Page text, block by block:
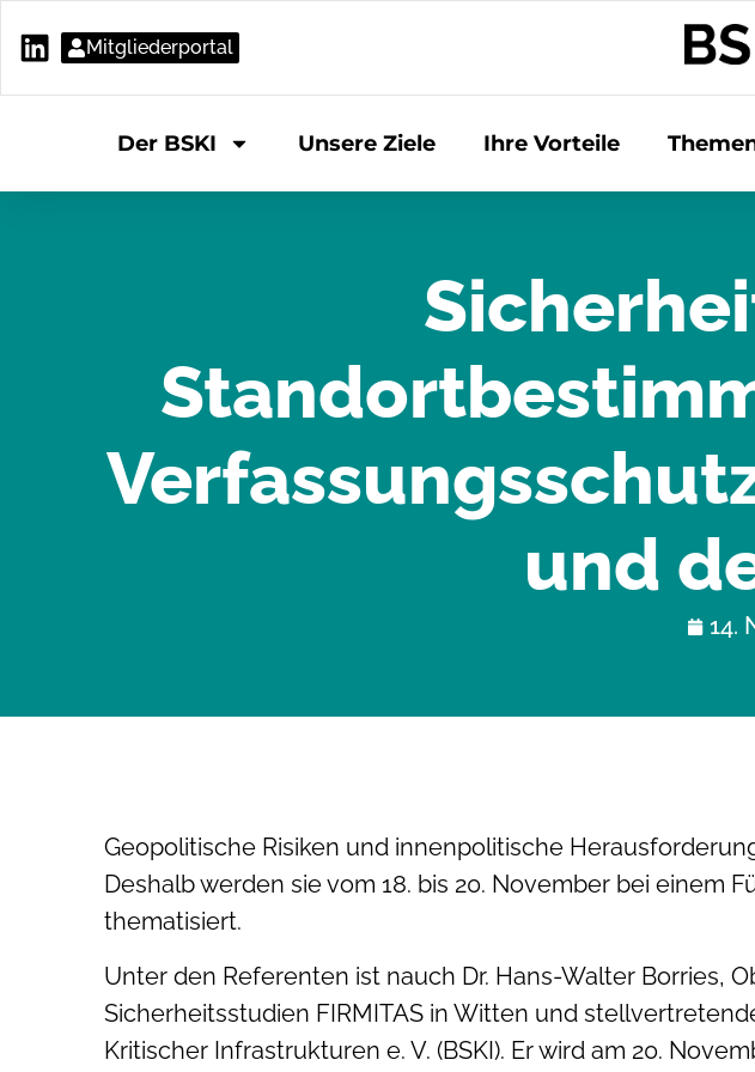
Mitgliederportal
Der BSKI Unsere Ziele Ihre Vorteile
und
14.
Geopolitische Risiken und innenpolitische
Deshalb werden sie vom 18. bis 20. November bei einem
thematisiert.
Unter den Referenten ist nauch Dr. Hans-Walter Borries,
Sicherheitsstudien FIRMITAS in Witten und
Kritischer Infrastrukturen e. V. (BSKI). Er wird am 20.